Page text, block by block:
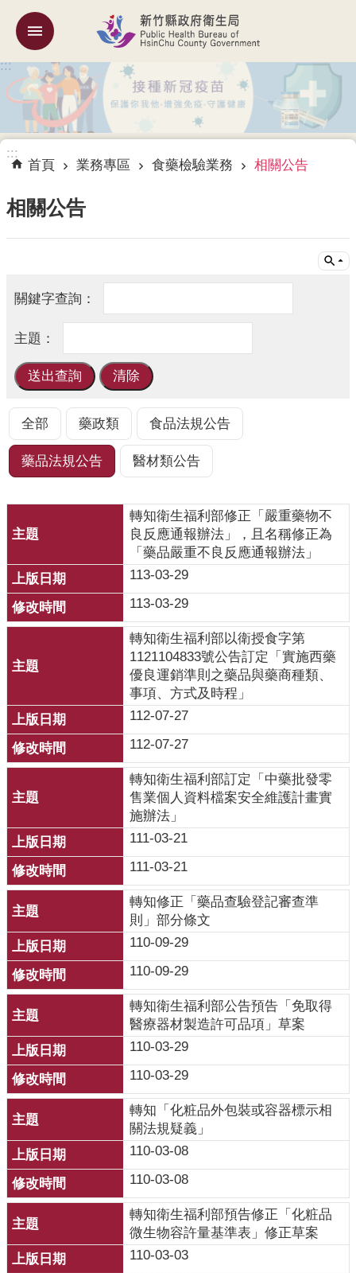
跳到主要內容區塊
機
關
簡
介
訊
公
告
專
區
專
業
人
區
主
題
區
便
服
務
政
資
公
開
各
生
測
驗
結
菌
素
測
驗
兒
童
牙
齒
氟
M
痘
療
器
材
:::
:::
首頁 業務專區 食藥檢驗業務 相關公告
相關公告
全部 藥政類 食品法規公告
藥品法規公告 醫材類公告
轉知衛生福利部修正「嚴重藥物不
良反應通報辦法」，且名稱修正為
「藥品嚴重不良反應通報辦法」
113-03-29
113-03-29
轉知衛生福利部以衛授食字第
1121104833號公告訂定「實施西藥
優良運銷準則之藥品與藥商種類、
事項、方式及時程」
112-07-27
112-07-27
轉知衛生福利部訂定「中藥批發零
售業個人資料檔案安全維護計畫實
施辦法」
111-03-21
111-03-21
轉知修正「藥品查驗登記審查準
則」部分條文
110-09-29
110-09-29
轉知衛生福利部公告預告「免取得
醫療器材製造許可品項」草案
110-03-29
110-03-29
轉知「化粧品外包裝或容器標示相
關法規疑義」
110-03-08
110-03-08
轉知衛生福利部預告修正「化粧品
微生物容許量基準表」修正草案
110-03-03